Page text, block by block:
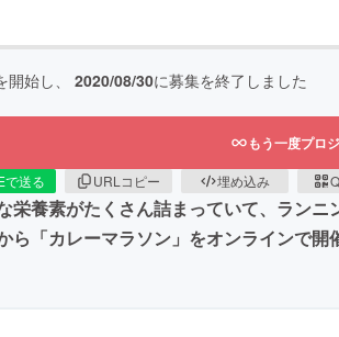
開始し、 2020/08/30に募集を終了しました
もう一度プロ
で送る URLコピー 埋め込み
栄養素がたくさん詰まっていて、ラン
「カレーマラソン」をオンラインで開